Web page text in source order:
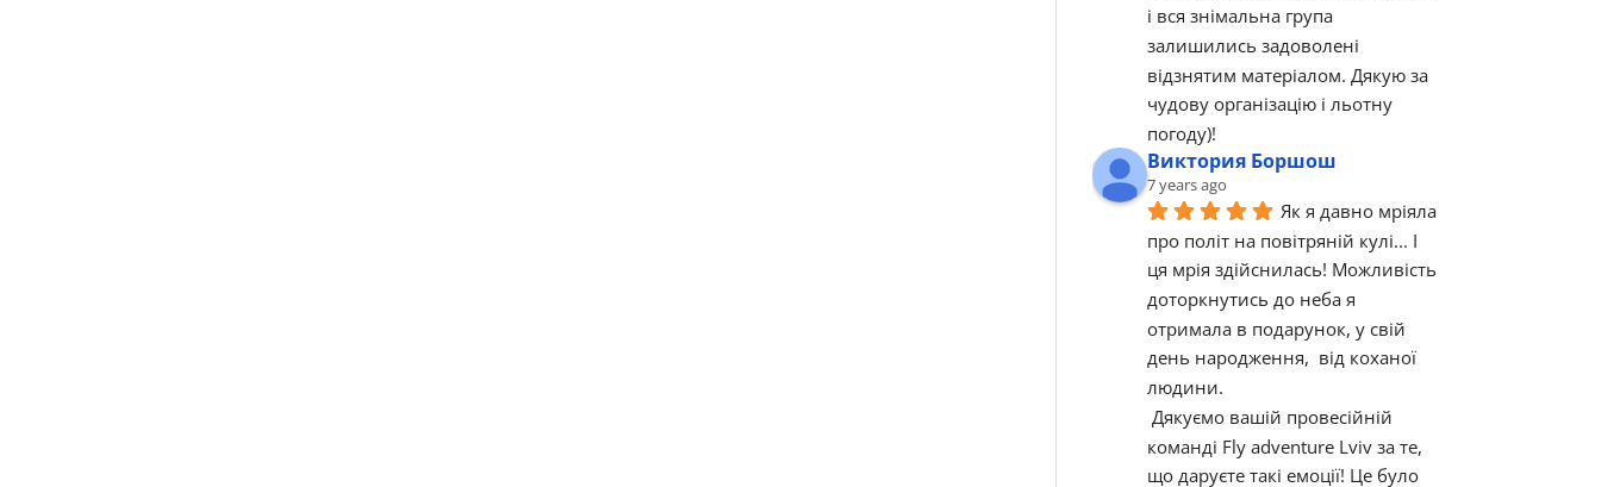
і вся знімальна група
залишились задоволені
відзнятим матеріалом. Дякую за
чудову організацію і льотну
погоду)!
Виктория Боршош
7 years ago
Як я давно мріяла
про політ на повітряній кулі... І
ця мрія здійснилась! Можливість
доторкнутись до неба я
отримала в подарунок, у свій
день народження,  від коханої
людини.
Дякуємо вашій провесійній
команді Fly adventure Lviv за те,
що даруєте такі емоції! Це було